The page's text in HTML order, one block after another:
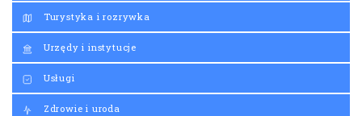
Turystyka i rozrywka
Urzędy i instytucje
Usługi
Zdrowie i uroda